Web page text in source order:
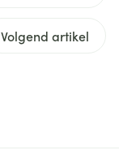
Volgend artikel